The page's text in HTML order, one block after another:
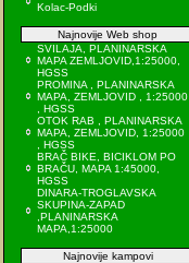
Kolac-Podki
Najnovije Web shop
SVILAJA, PLANINARSKA
MAPA ZEMLJOVID,1:25000,
HGSS
PROMINA , PLANINARSKA
MAPA, ZEMLJOVID , 1:25000
, HGSS
OTOK RAB , PLANINARSKA
MAPA, ZEMLJOVID, 1:25000
, HGSS
BRAČ BIKE, BICIKLOM PO
BRAČU, MAPA 1:45000,
HGSS
DINARA-TROGLAVSKA
SKUPINA-ZAPAD
,PLANINARSKA
MAPA,1:25000
Najnovije kampovi